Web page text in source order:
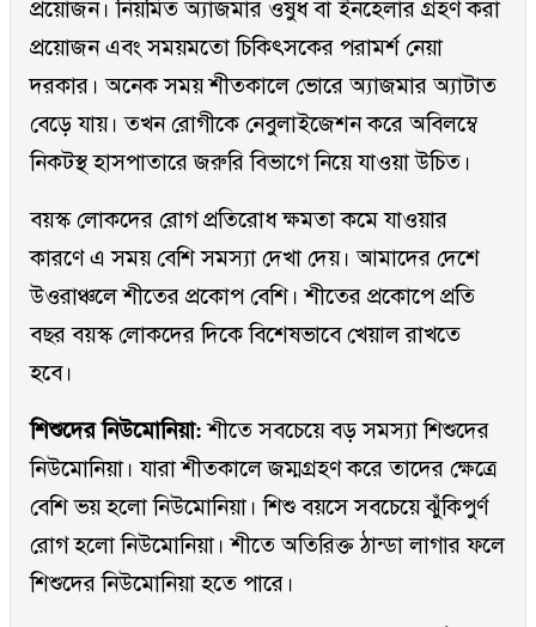
প্রয়োজন। নিয়মিত অ্যাজমার ওষুধ বা ইনহেলার গ্রহণ করা
প্রয়োজন এবং সময়মতো চিকিৎসকের পরামর্শ নেয়া
দরকার। অনেক সময় শীতকালে ভোরে অ্যাজমার অ্যাটাত
বেড়ে যায়। তখন রোগীকে নেবুলাইজেশন করে অবিলম্বে
নিকটস্থ হাসপাতারে জরুরি বিভাগে নিয়ে যাওয়া উচিত।
বয়স্ক লোকদের রোগ প্রতিরোধ ক্ষমতা কমে যাওয়ার
কারণে এ সময় বেশি সমস্যা দেখা দেয়। আমাদের দেশে
উওরাঞ্চলে শীতের প্রকোপ বেশি। শীতের প্রকোপে প্রতি
বছর বয়স্ক লোকদের দিকে বিশেষভাবে খেয়াল রাখতে
হবে।
শিশুদের নিউমোনিয়া:শীতে সবচেয়ে বড় সমস্যা শিশুদের
নিউমোনিয়া। যারা শীতকালে জম্মগ্রহণ করে তাদের ক্ষেত্রে
বেশি ভয় হলো নিউমোনিয়া। শিশু বয়সে সবচেয়ে ঝুঁকিপুর্ণ
রোগ হলো নিউমোনিয়া। শীতে অতিরিক্ত ঠান্ডা লাগার ফলে
শিশুদের নিউমোনিয়া হতে পারে।